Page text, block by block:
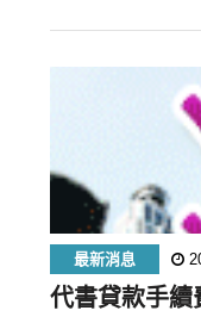
最新消息
代書貸款手續